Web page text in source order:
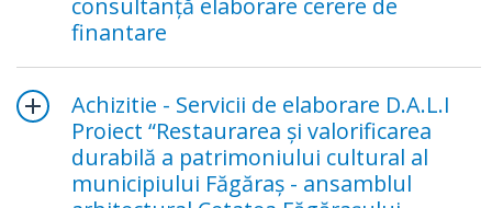
consultanță elaborare cerere de
finantare
Achizitie - Servicii de elaborare D.A.L.I
Proiect “Restaurarea și valorificarea
durabilă a patrimoniului cultural al
municipiului Făgăraș - ansamblul